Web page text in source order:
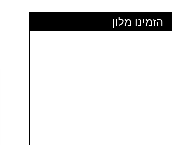
הזמינו מלון